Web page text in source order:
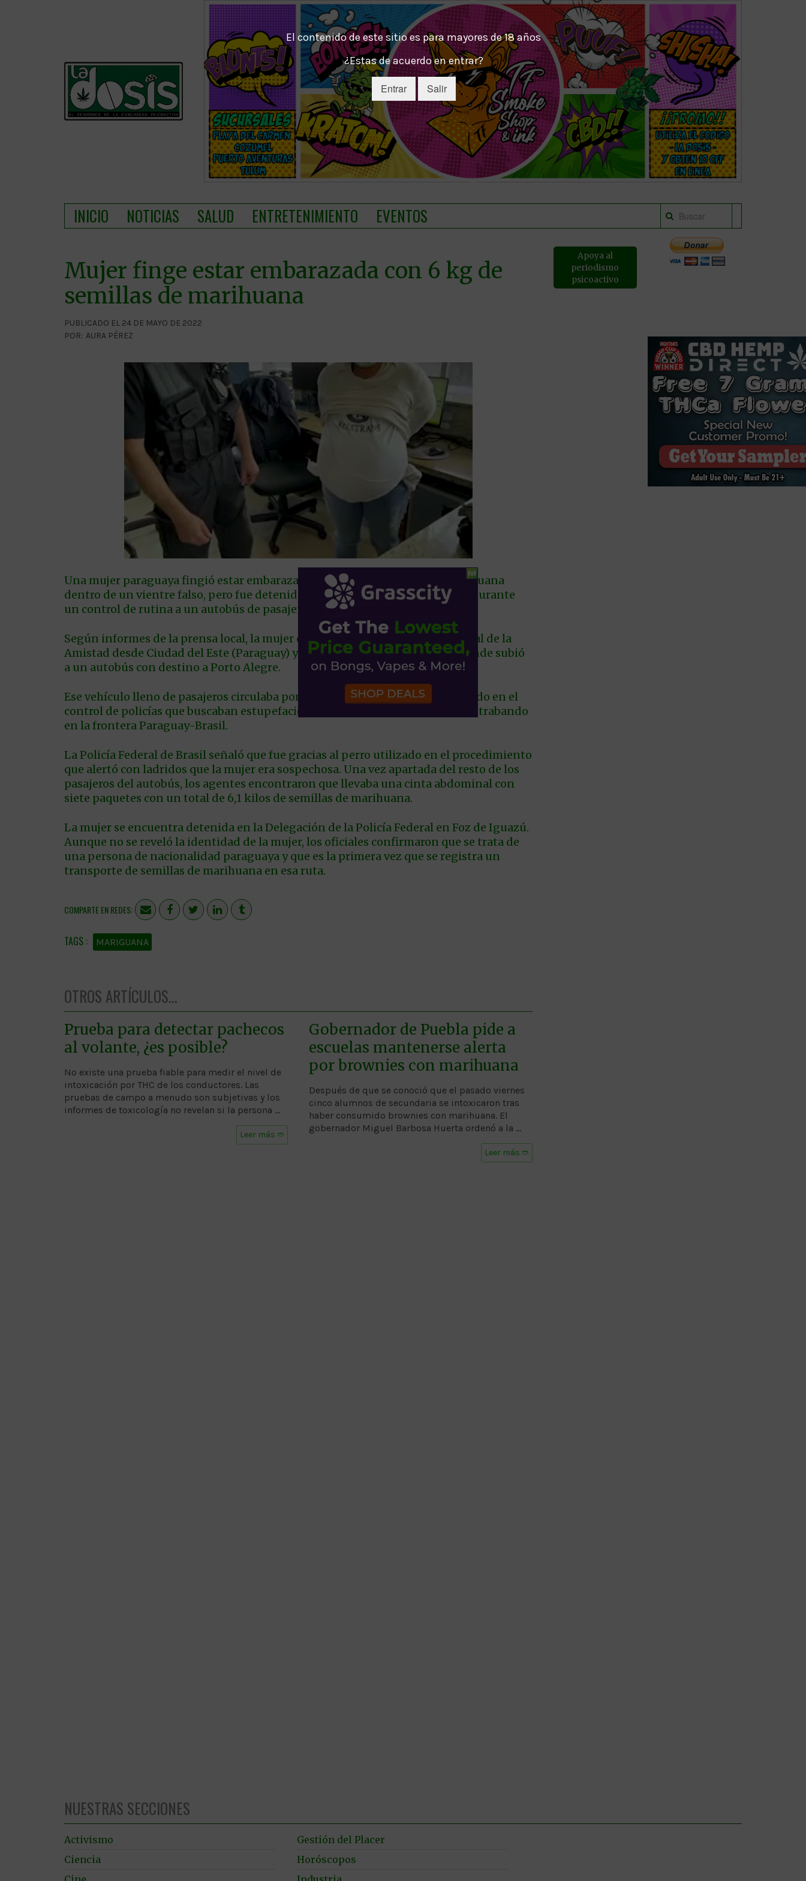
El contenido de este sitio es para mayores de 18 años
¿Estas de acuerdo en entrar?
Entrar Salir
INICIO NOTICIAS SALUD ENTRETENIMIENTO EVENTOS
Mujer finge estar embarazada con 6 kg de
semillas de marihuana
PUBLICADO EL 24 DE MAYO DE 2022
POR: AURA PÉREZ
Una mujer paraguaya fingió estar embarazada para traficar semillas de marihuana
dentro de un vientre falso, pero fue detenida por la Policía Federal brasileña durante
un control de rutina a un autobús de pasajeros.
Según informes de la prensa local, la mujer cruzó a pie el Puente Internacional de la
Amistad desde Ciudad del Este (Paraguay) y llegó a Foz de Iguazú (Brasil), donde subió
a un autobús con destino a Porto Alegre.
Ese vehículo lleno de pasajeros circulaba por la ruta BR-277 cuando fue detenido en el
control de policías que buscaban estupefacientes, armas y mercaderías de contrabando
en la frontera Paraguay-Brasil.
La Policía Federal de Brasil señaló que fue gracias al perro utilizado en el procedimiento
que alertó con ladridos que la mujer era sospechosa. Una vez apartada del resto de los
pasajeros del autobús, los agentes encontraron que llevaba una cinta abdominal con
siete paquetes con un total de 6,1 kilos de semillas de marihuana.
La mujer se encuentra detenida en la Delegación de la Policía Federal en Foz de Iguazú.
Aunque no se reveló la identidad de la mujer, los oficiales confirmaron que se trata de
una persona de nacionalidad paraguaya y que es la primera vez que se registra un
transporte de semillas de marihuana en esa ruta.
COMPARTE EN REDES:
MARIGUANA
OTROS ARTÍCULOS...
Prueba para detectar pachecos
al volante, ¿es posible?
No existe una prueba fiable para medir el nivel de
intoxicación por THC de los conductores. Las
pruebas de campo a menudo son subjetivas y los
informes de toxicología no revelan si la persona …
Leer más ➱
Gobernador de Puebla pide a
escuelas mantenerse alerta
por brownies con marihuana
Después de que se conoció que el pasado viernes
cinco alumnos de secundaria se intoxicaron tras
haber consumido brownies con marihuana. El
gobernador Miguel Barbosa Huerta ordenó a la …
Leer más ➱
Apoya al
periodismo
psicoactivo
NUESTRAS SECCIONES
Activismo
Ciencia
Gestión del Placer
Horóscopos